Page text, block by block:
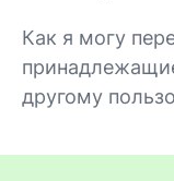
Как я могу
другому